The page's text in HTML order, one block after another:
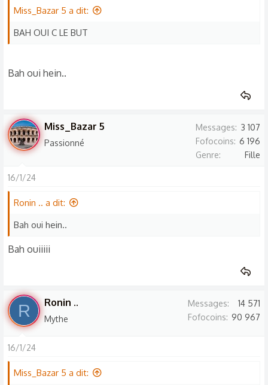
o
Miss_Bazar 5 a dit:
BAH OUI C LE BUT
Bah oui hein..
Miss_Bazar 5
Passionné
Messages
3 107
Fofocoins 6 196
Genre
Fille
16/1/24
Ronin .. a dit:
Bah oui hein..
Bah ouiiiii
R Ronin ..
Mythe
Messages
14 571
Fofocoins 90 967
16/1/24
Miss_Bazar 5 a dit: